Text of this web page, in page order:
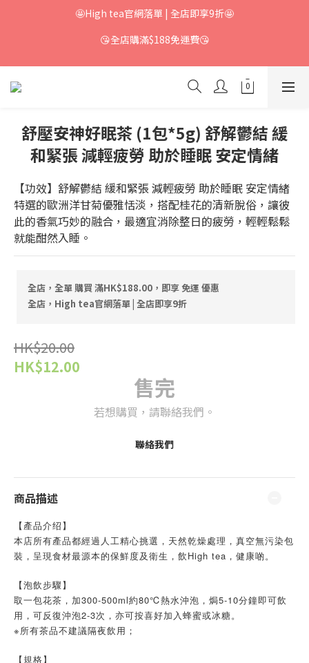
🤩High tea官網落單 | 全店即享9折🤩
😘全店購滿$188免運費😘
舒壓安神好眠茶 (1包*5g) 舒解鬱結 緩
和緊張 減輕疲勞 助於睡眠 安定情緒
【功效】舒解鬱結 緩和緊張 減輕疲勞 助於睡眠 安定情緒
特選的歐洲洋甘菊優雅恬淡，搭配桂花的清新脫俗，讓彼
此的香氣巧妙的融合，最適宜消除整日的疲勞，輕輕鬆鬆
就能酣然入睡。
全店，全單 購買 滿HK$188.00，即享 免運 優惠
全店，High tea官網落單 | 全店即享9折
HK$20.00
HK$12.00
售完
若想購買，請聯絡我們。
聯絡我們
商品描述
【產品介绍】
本店所有產品都經過人工精心挑選，天然乾燥處理，真空無污染包
裝，呈現食材最源本的保鮮度及衛生，飲High tea，健康啲。
【泡飲步驟】
取一包花茶，加300-500ml約80℃熱水沖泡，焗5-10分鐘即可飲
用，可反復沖泡2-3次，亦可按喜好加入蜂蜜或冰糖。
※所有茶品不建議隔夜飲用；
【規格】